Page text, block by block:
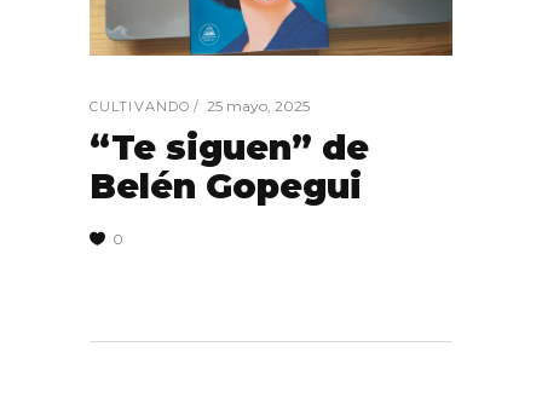
CULTIVANDO 25 mayo, 2025
“Te siguen” de
Belén Gopegui
0